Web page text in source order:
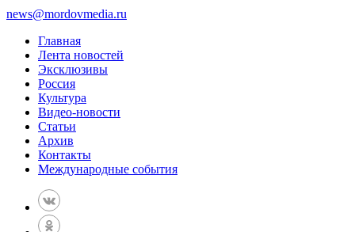
news@mordovmedia.ru
Главная
Лента новостей
Эксклюзивы
Россия
Культура
Видео-новости
Статьи
Архив
Контакты
Международные события